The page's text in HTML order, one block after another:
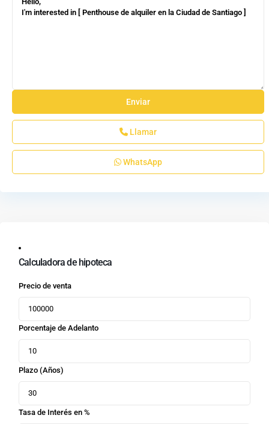
Llamar
WhatsApp
Calculadora de hipoteca
Precio de venta
Porcentaje de Adelanto
Plazo (Años)
Tasa de Interés en %